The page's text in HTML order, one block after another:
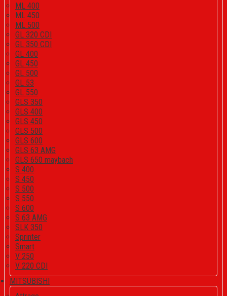
ML 400
ML 450
ML 500
GL 320 CDI
GL 350 CDI
GL 400
GL 450
GL 500
GL 53
GL 550
GLS 350
GLS 400
GLS 450
GLS 500
GLS 600
GLS 63 AMG
GLS 650 maybach
S 400
S 450
S 500
S 550
S 600
S 63 AMG
SLK 350
Sprinter
Smart
V 250
V 220 CDI
MITSUBISHI